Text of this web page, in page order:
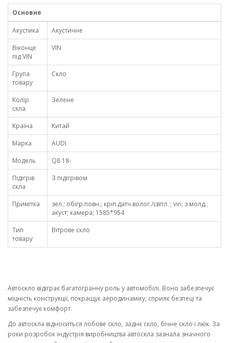
Основне
Акустика
Акустичне
Віконце
під VIN
VIN
Група
товару
Скло
Колір
скла
Зелене
Країна
Китай
Марка
AUDI
Модель
Q8 18-
Підігрів
скла
З підігрівом
Примітка
зел.; обігр.повн.; кріп.датч.волог./світл. ; vin; з молд.;
акуст; камера; 1585*954
Тип
товару
Вітрове скло
Автоскло відіграє багатогранну роль у автомобілі. Воно забезпечує
міцність конструкції, покращує аеродинаміку, сприяє безпеці та
забезпечує комфорт.
До автоскла відноситься лобове скло, заднє скло, бічне скло і люк. За
роки розробок індустрія виробництва автоскла зазнала значного